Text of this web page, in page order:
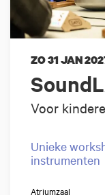
Voor
ZO 31 JAN
Unieke
instrumenten
Atriumzaal